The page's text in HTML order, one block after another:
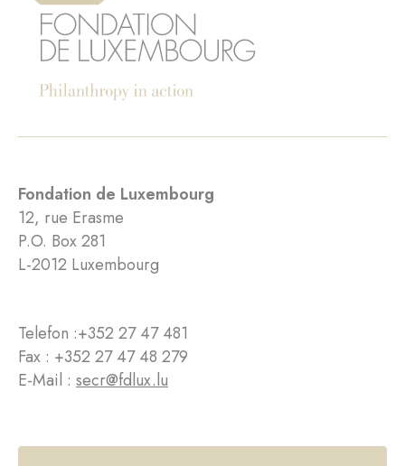
Fondation de Luxembourg
12, rue Erasme
P.O. Box 281
L-2012 Luxembourg
Telefon :+352 27 47 481
Fax : +352 27 47 48 279
E-Mail : secr@fdlux.lu